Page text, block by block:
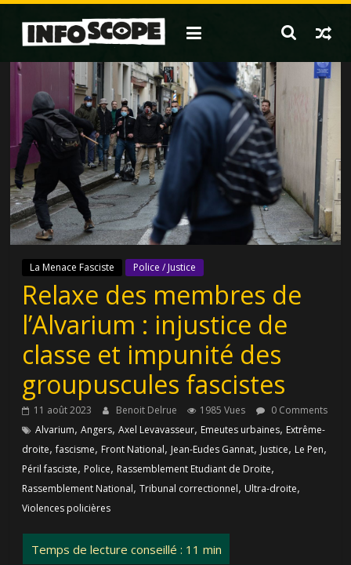
Passer
contenu
La Menace Fasciste Police / Justice
Relaxe des membres de
l’Alvarium : injustice de
classe et impunité des
groupuscules fascistes
11 août 2023 Benoit Delrue 1985 Vues
0 Comments
Alvarium,Angers,Axel Levavasseur, Emeutes urbaines, Extrême-
droite,fascisme, Front National, Jean-Eudes Gannat, Justice, Le Pen,
Péril fasciste, Police, Rassemblement Etudiant de Droite,
Rassemblement National,Tribunal correctionnel, Ultra-droite,
Violences policières